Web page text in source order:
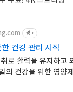
광고
건강 관리 시작
로 활력을 유지하고
의 건강을 위한 영양